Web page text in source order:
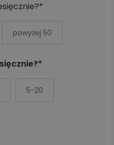
powyżej 50
5-20